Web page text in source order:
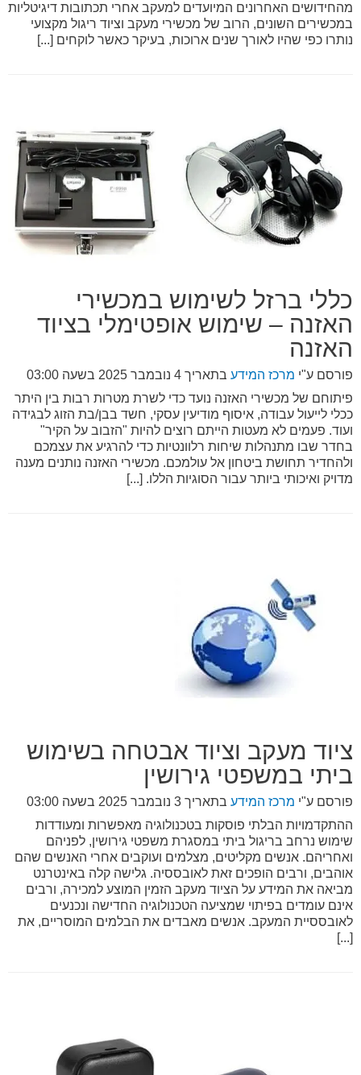
מהחידושים האחרונים המיועדים למעקב אחרי תכתובות דיגיטליות
במכשירים השונים, הרוב של מכשירי מעקב וציוד ריגול מקצועי
נותרו כפי שהיו לאורך שנים ארוכות, בעיקר כאשר לוקחים [...]
כללי ברזל לשימוש במכשירי
האזנה – שימוש אופטימלי בציוד
האזנה
פורסם ע"י מרכז המידע בתאריך 4 נובמבר 2025 בשעה 03:00
פיתוחם של מכשירי האזנה נועד כדי לשרת מטרות רבות בין היתר
ככלי לייעול עבודה, איסוף מודיעין עסקי, חשד בבן/בת הזוג לבגידה
ועוד. פעמים לא מעטות הייתם רוצים להיות "הזבוב על הקיר"
בחדר שבו מתנהלות שיחות רלוונטיות כדי להרגיע את עצמכם
ולהחדיר תחושת ביטחון אל עולמכם. מכשירי האזנה נותנים מענה
מדויק ואיכותי ביותר עבור הסוגיות הללו. [...]
ציוד מעקב וציוד אבטחה בשימוש
ביתי במשפטי גירושין
פורסם ע"י מרכז המידע בתאריך 3 נובמבר 2025 בשעה 03:00
ההתקדמויות הבלתי פוסקות בטכנולוגיה מאפשרות ומעודדות
שימוש נרחב בריגול ביתי במסגרת משפטי גירושין, לפניהם
ואחריהם. אנשים מקליטים, מצלמים ועוקבים אחרי האנשים שהם
אוהבים, ורבים הופכים זאת לאובססיה. גלישה קלה באינטרנט
מביאה את המידע על הציוד מעקב הזמין המוצע למכירה, ורבים
אינם עומדים בפיתוי שמציעה הטכנולוגיה החדישה ונכנעים
לאובססיית המעקב. אנשים מאבדים את הבלמים המוסריים, את
[...]